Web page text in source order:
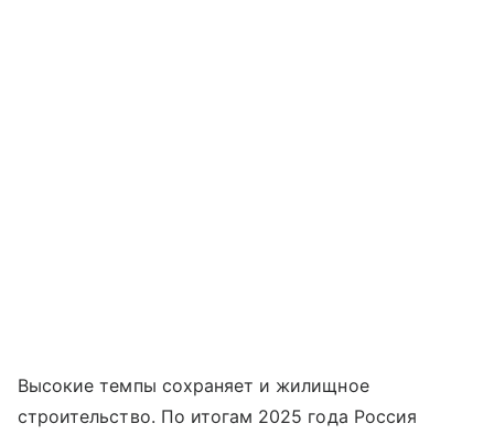
Высокие темпы сохраняет и жилищное
строительство. По итогам 2025 года Россия